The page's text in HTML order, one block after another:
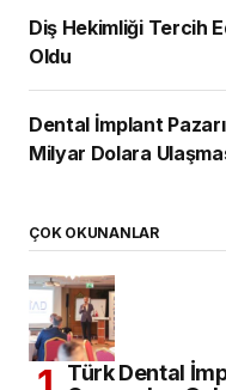
Diş Hekimliği Tercih Edecekler
Oldu
Dental İmplant
Milyar Dolara
ÇOK OKUNANLAR
Türk Dental